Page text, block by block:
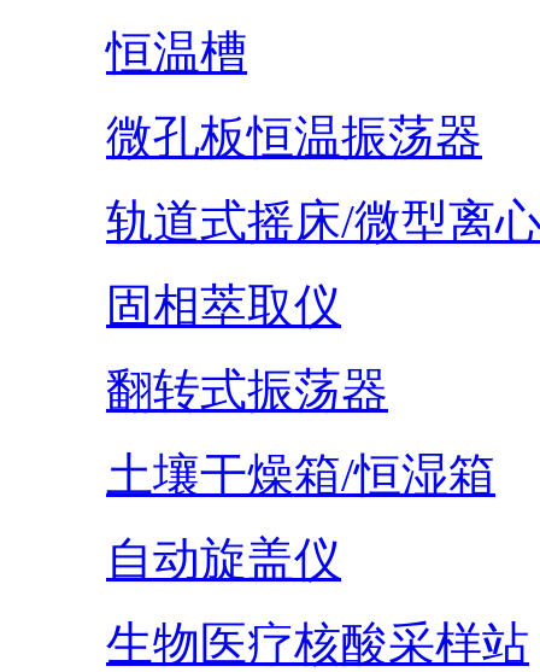
恒温槽
微孔板恒温振荡器
轨道式摇床/微型离
固相萃取仪
翻转式振荡器
土壤干燥箱/恒湿箱
自动旋盖仪
生物医疗核酸采样站